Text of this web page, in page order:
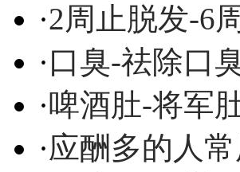
·2周止脱发-6
·口臭-祛除口
·啤酒肚-将军
·应酬多的人